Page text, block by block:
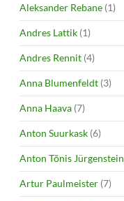
Aleksander Rebane (1)
Andres Lattik (1)
Andres Rennit (4)
Anna Blumenfeldt (3)
Anna Haava (7)
Anton Suurkask (6)
Anton Tõnis Jürgenstein
Artur Paulmeister (7)